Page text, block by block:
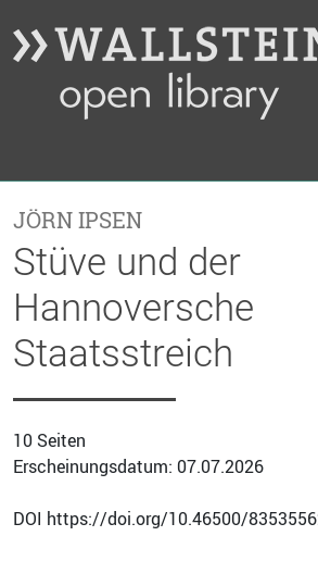
JÖRN IPSEN
Stüve und der
Hannoversche
Staatsstreich
10 Seiten
Erscheinungsdatum: 07.07.2026
DOI https://doi.org/10.46500/